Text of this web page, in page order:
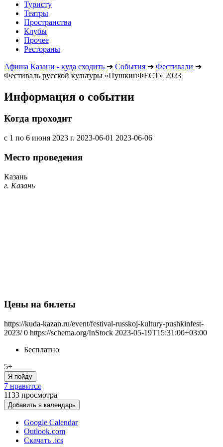
Туристу
Театры
Пространства
Клубы
Прочее
Рестораны
Афиша Казани - куда сходить ➔ События ➔ Фестивали ➔
Фестиваль русской культуры «ПушкинФЕСТ» 2023
Информация о событии
Когда проходит
с 1 по 6 июня 2023 г. 2023-06-01 2023-06-06
Место проведения
Казань
г. Казань
Цены на билеты
https://kuda-kazan.ru/event/festival-russkoj-kultury-pushkinfest-
2023/ 0 https://schema.org/InStock 2023-05-19T15:31:00+03:00
Бесплатно
5+
Я пойду
7 нравится
1133 просмотра
Добавить в календарь
Google Calendar
Outlook.com
Скачать .ics